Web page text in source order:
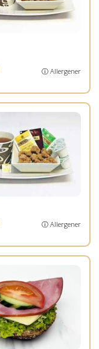
ⓘ Allergener
ⓘ Allergener